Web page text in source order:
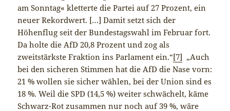
am Sonntag« kletterte die Partei auf 27 Prozent, ein
neuer Rekordwert. […] Damit setzt sich der
Höhenflug seit der Bundestagswahl im Februar fort.
Da holte die AfD 20,8 Prozent und zog als
zweitstärkste Fraktion ins Parlament ein.“[7] „Auch
bei den sicheren Stimmen hat die AfD die Nase vorn:
21 % wollen sie sicher wählen, bei der Union sind es
18 %. Weil die SPD (14,5 %) weiter schwächelt, käme
Schwarz-Rot zusammen nur noch auf 39 %, wäre